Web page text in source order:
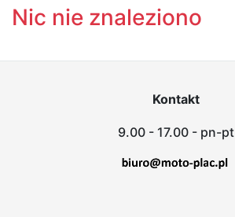
Nic nie znaleziono
Kontakt
9.00 - 17.00 - pn-pt